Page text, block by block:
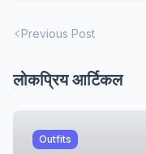
Previous Post
लोकप्रिय आर्टिकल
Outfits